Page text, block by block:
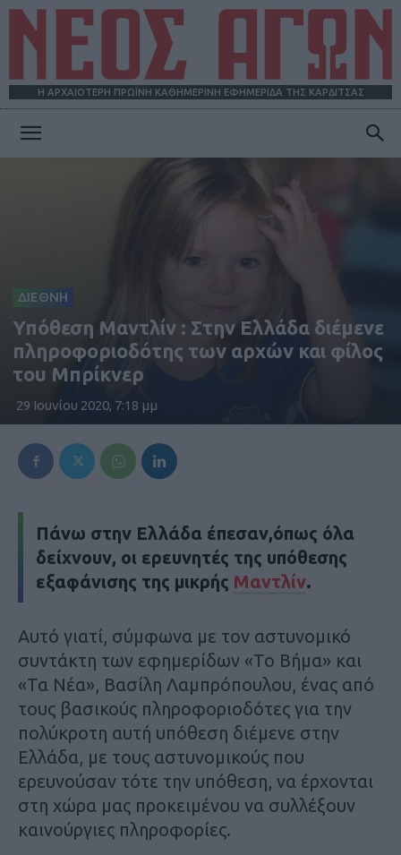
Η ΑΡΧΑΙΟΤΕΡΗ ΠΡΩΪΝΗ ΚΑΘΗΜΕΡΙΝΗ ΕΦΗΜΕΡΙΔΑ ΤΗΣ ΚΑΡΔΙΤΣΑΣ
ΔΙΕΘΝΗ
Υπόθεση Μαντλίν : Στην Ελλάδα διέμενε
πληροφοριοδότης των αρχών και φίλος
του Μπρίκνερ
29 Ιουνίου 2020, 7:18 μμ
Πάνω στην Ελλάδα έπεσαν,όπως όλα
δείχνουν, οι ερευνητές της υπόθεσης
εξαφάνισης της μικρής Μαντλίν.
Αυτό γιατί, σύμφωνα με τον αστυνομικό
συντάκτη των εφημερίδων «Το Βήμα» και
«Τα Νέα», Βασίλη Λαμπρόπουλου, ένας από
τους βασικούς πληροφοριοδότες για την
πολύκροτη αυτή υπόθεση διέμενε στην
Ελλάδα, με τους αστυνομικούς που
ερευνούσαν τότε την υπόθεση, να έρχονται
στη χώρα μας προκειμένου να συλλέξουν
καινούργιες πληροφορίες.